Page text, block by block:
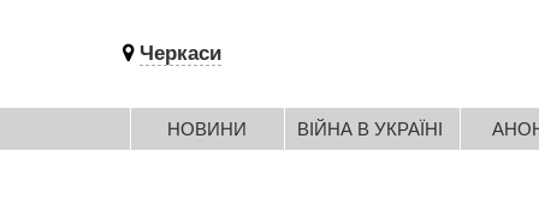
Черкаси
НОВИНИ ВІЙНА В УКРАЇНІ